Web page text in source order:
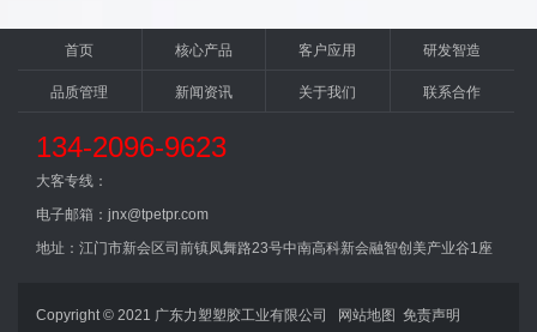
首页 核心产品 客户应用 研发智造
品质管理 新闻资讯 关于我们 联系合作
134-2096-9623
大客专线：
电子邮箱：jnx@tpetpr.com
地址：江门市新会区司前镇凤舞路23号中南高科新会融智创美产业谷1座
Copyright © 2021 广东力塑塑胶工业有限公司 网站地图 免责声明